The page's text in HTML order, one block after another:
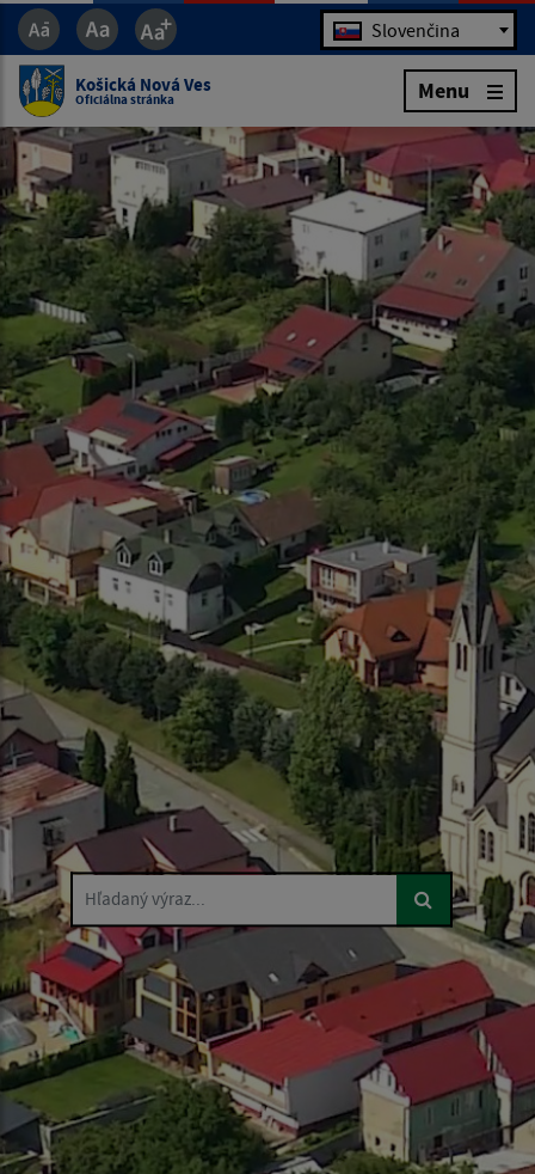
Jazyk Slovenčina
Košická Nová Ves
Oficiálna stránka Menu
Hľadaný výraz...